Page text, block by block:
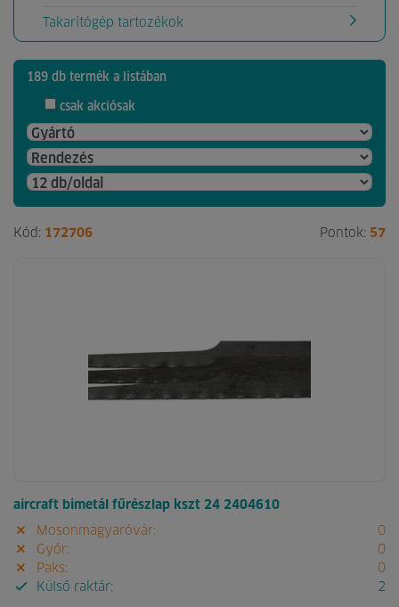
Takarítógép tartozékok
189 db termék a listában
csak akciósak
Kód: 172706 Pontok: 57
aircraft bimetál fűrészlap kszt 24 2404610
Mosonmagyaróvár:
0
Győr:
0
Paks:
0
Külső raktár:
2